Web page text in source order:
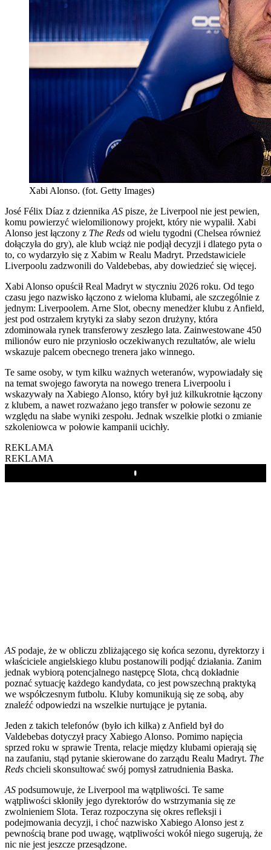
Xabi Alonso. (fot. Getty Images)
José Félix Díaz z dziennika AS pisze, że Liverpool nie jest pewien,
komu powierzyć wielomilionowy projekt, który nie wypalił. Xabi
Alonso jest łączony z The Reds od wielu tygodni (Chelsea również
dołączyła do gry), ale klub wciąż nie podjął decyzji i dlatego pyta o
to, co wydarzyło się z Xabim w Realu Madryt. Przedstawiciele
Liverpoolu zadzwonili do Valdebebas, aby dowiedzieć się więcej.
Xabi Alonso opuścił Real Madryt w styczniu 2026 roku. Od tego
czasu jego nazwisko łączono z wieloma klubami, ale szczególnie z
jednym: Liverpoolem. Arne Slot, obecny menedżer klubu z Anfield,
jest pod ostrzałem krytyki za słaby sezon drużyny, która
zdominowała rynek transferowy zeszłego lata. Zainwestowane 450
milionów euro nie przyniosło oczekiwanych rezultatów, ale wielu
wskazuje palcem obecnego trenera jako winnego.
Te same osoby, w tym kilku ważnych weteranów, wypowiadały się
na temat swojego faworyta na nowego trenera Liverpoolu i
wskazywały na Xabiego Alonso, który był już kilkukrotnie łączony
z klubem, a nawet rozważano jego transfer w połowie sezonu ze
względu na słabe wyniki zespołu. Jednak wszelkie plotki o zmianie
szkoleniowca w połowie kampanii ucichły.
REKLAMA
REKLAMA
Play
AS podaje, że w obliczu zbliżającego się końca sezonu, dyrektorzy i
właściciele angielskiego klubu postanowili podjąć działania. Zanim
jednak wybiorą potencjalnego następcę Slota, chcą dokładnie
poznać sytuację każdego kandydata, co jest powszechną praktyką
we współczesnym futbolu. Kluby komunikują się ze sobą, aby
znaleźć odpowiedzi na wszelkie nurtujące je pytania.
Jeden z takich telefonów (było ich kilka) z Anfield był do
Valdebebas dotyczył pracy Xabiego Alonso. Pomimo napięcia
sprzed roku w sprawie Trenta, relacje między klubami opierają się
na zaufaniu, stąd pytanie skierowane do zarządu Realu Madryt. The
Reds chcieli skonsultować swój pomysł zatrudnienia Baska.
AS podsumowuje, że Liverpool ma wątpliwości. Te same
wątpliwości skłoniły jego dyrektorów do wstrzymania się ze
zwolnieniem Slota. Teraz rozpoczyna się okres refleksji i
podejmowania decyzji, i choć nazwisko Xabiego Alonso jest z
pewnością brane pod uwagę, wątpliwości wokół niego sugerują, że
nic nie jest jeszcze przesądzone.